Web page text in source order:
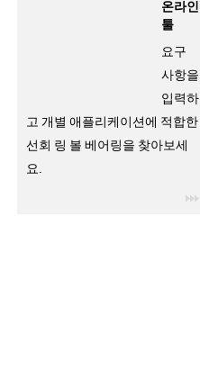
온라인
툴
요구
사항을
입력하
고 개별 애플리케이션에 적합한
선회 링 볼 베어링을 찾아보세
요.